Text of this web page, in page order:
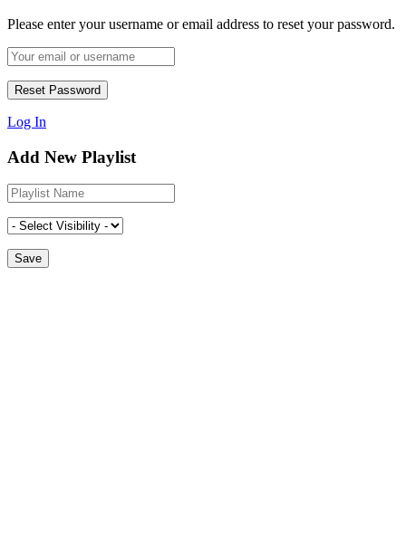
Please enter your username or email address to reset your password.
Log In
Add New Playlist